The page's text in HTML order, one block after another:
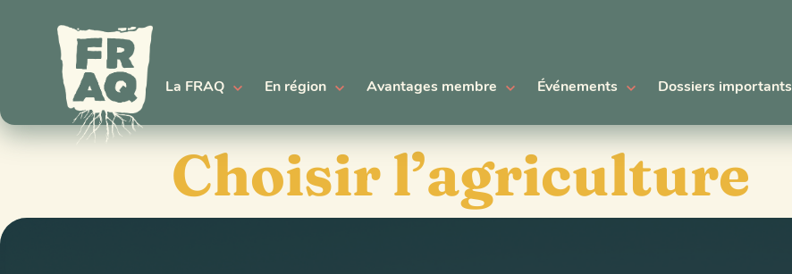
La FRAQ En région Avantages membre Événements Dossiers importants
Choisir l’agriculture